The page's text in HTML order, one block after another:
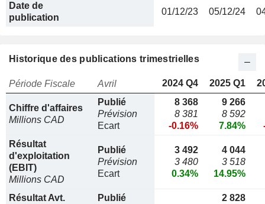
Date de
publication
01/12/23 05/12/24
Historique des publications trimestrielles
Période Fiscale Avril 2024 Q4 2025 Q1
Chiffre d'affaires
Millions CAD
Publié
Prévision
Ecart
8 368
8 381
-0.16%
9 266
8 592
7.84%
Résultat
d'exploitation
(EBIT)
Millions CAD
Publié
Prévision
Ecart
3 492
3 480
0.34%
4 044
3 518
14.95%
Résultat Avt.
Publié
2 828